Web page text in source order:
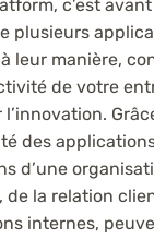
c’est
plusieurs
leur manière,
de votre
des
d’une
de la relation
internes,